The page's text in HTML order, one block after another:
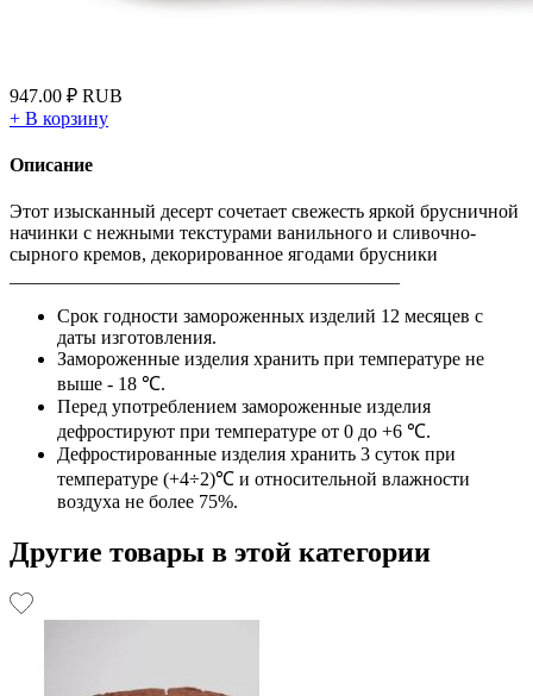
947.00 ₽ RUB
+ В корзину
Описание
Этот изысканный десерт сочетает свежесть яркой брусничной
начинки с нежными текстурами ванильного и сливочно-
сырного кремов, декорированное ягодами брусники
Срок годности замороженных изделий 12 месяцев с
даты изготовления.
Замороженные изделия хранить при температуре не
выше - 18 ℃.
Перед употреблением замороженные изделия
дефростируют при температуре от 0 до +6 ℃.
Дефростированные изделия хранить 3 суток при
температуре (+4÷2)℃ и относительной влажности
воздуха не более 75%.
Другие товары в этой категории